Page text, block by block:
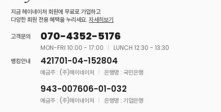
지금 헤이네이처 회원에 무료로 가입하고
다양한 회원 전용 혜택을 누리세요.자세히보기
고객문의
070-4352-5176
MON-FRI 10:00 - 17:00
LUNCH 12:30 - 13:30
뱅킹안내
421701-04-152804
예금주 : (주)헤이네이처 은행명 : 국민은행
943-007606-01-032
예금주 : (주)헤이네이처 은행명 : 기업은행